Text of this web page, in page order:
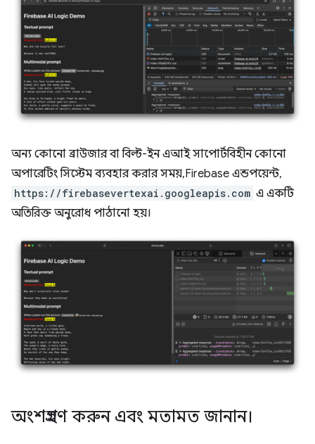
অন্য কোনো ব্রাউজার বা বিল্ট-ইন এআই সাপোর্টবিহীন কোনো
অপারেটিং সিস্টেম ব্যবহার করার সময়, Firebase এন্ডপয়েন্ট,
https://firebasevertexai.googleapis.com এ একটি
অতিরিক্ত অনুরোধ পাঠানো হয়।
অংশগ্রহণ করুন এবং মতামত জানান।